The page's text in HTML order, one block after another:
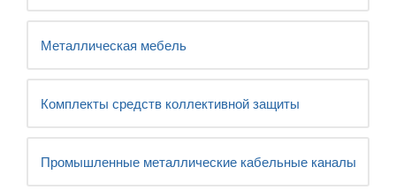
Металлическая мебель
Комплекты средств коллективной защиты
Промышленные металлические кабельные каналы